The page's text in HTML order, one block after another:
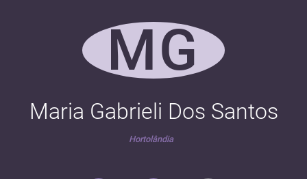
MG
Maria Gabrieli Dos Santos
Hortolândia